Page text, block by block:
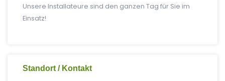
Unsere Installateure sind den ganzen Tag für Sie im
Einsatz!
Standort / Kontakt